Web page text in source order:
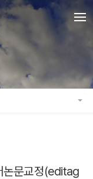
논문교정(editag